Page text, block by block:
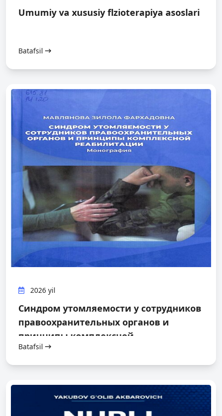
Umumiy va xususiy flzioterapiya asoslari
Batafsil
2026 yil
Синдром утомляемости у сотрудников
правоохранительных органов и
принципы комплексной
реабилитации
Batafsil